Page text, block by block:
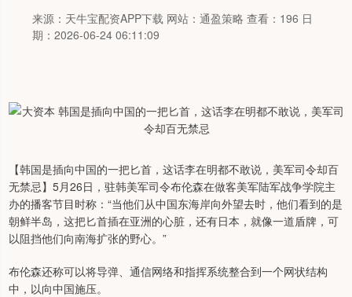
来源：天牛宝配资APP下载 网站：通盈策略 查看：196 日
期：2026-06-24 06:11:09
【韩国是插向中国的一把匕首，这话李在明都不敢说，美军司令却百
无禁忌】5月26日，驻韩美军司令布伦森在做客美军陆军战争学院主
办的播客节目时称：“当他们从中国东海岸向外望去时，他们看到的是
朝鲜半岛，这把匕首插在亚洲的心脏，还有日本，就像一道盾牌，可
以阻挡他们向南海扩张的野心。”
布伦森还称可以将导弹、通信网络和指挥系统整合到一个网状结构
中，以向中国施压。